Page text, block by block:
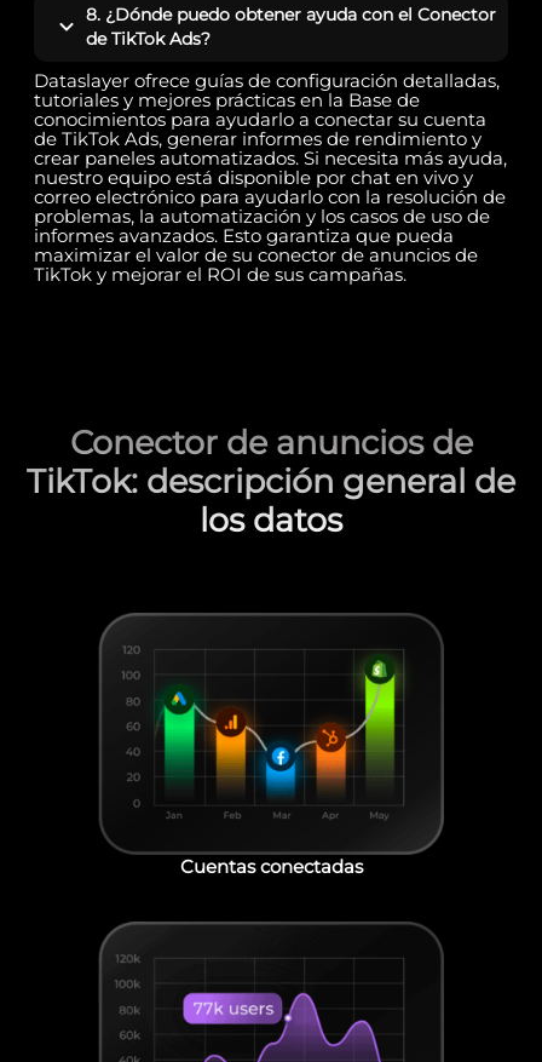
8. ¿Dónde puedo obtener ayuda con el Conector
de TikTok Ads?
Dataslayer ofrece guías de configuración detalladas,
tutoriales y mejores prácticas en la Base de
conocimientos para ayudarlo a conectar su cuenta
de TikTok Ads, generar informes de rendimiento y
crear paneles automatizados. Si necesita más ayuda,
nuestro equipo está disponible por chat en vivo y
correo electrónico para ayudarlo con la resolución de
problemas, la automatización y los casos de uso de
informes avanzados. Esto garantiza que pueda
maximizar el valor de su conector de anuncios de
TikTok y mejorar el ROI de sus campañas.
Conector de anuncios de
TikTok: descripción general de
los datos
Cuentas conectadas